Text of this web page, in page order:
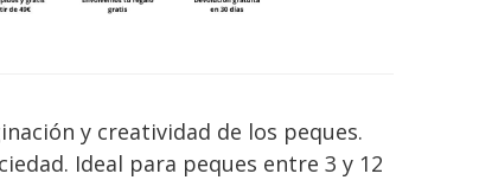
y creatividad de los peques.
Ideal para peques entre 3 y 12